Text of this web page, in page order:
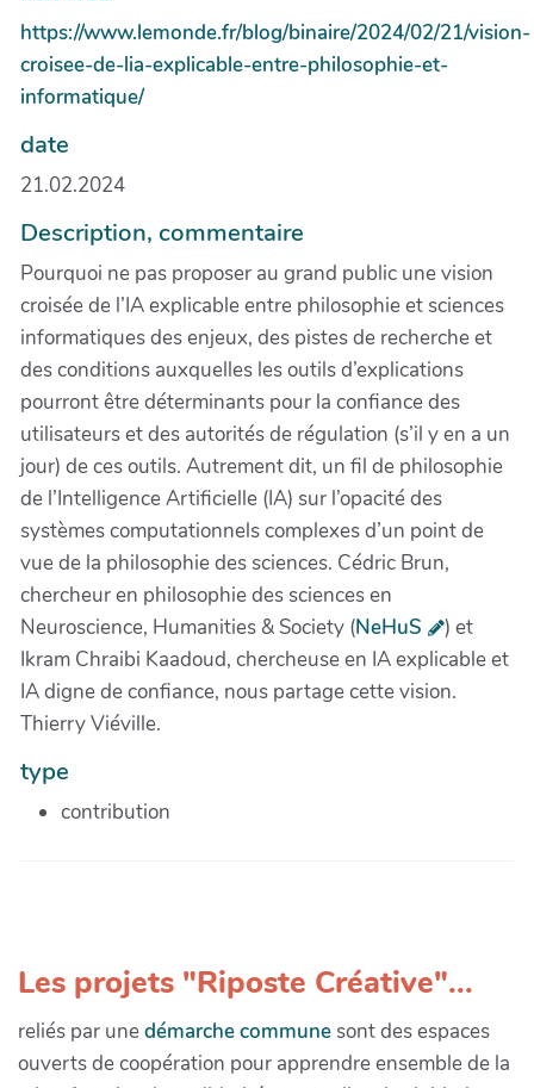
https://www.lemonde.fr/blog/binaire/2024/02/21/vision-
croisee-de-lia-explicable-entre-philosophie-et-
informatique/
date
21.02.2024
Description, commentaire
Pourquoi ne pas proposer au grand public une vision
croisée de l’IA explicable entre philosophie et sciences
informatiques des enjeux, des pistes de recherche et
des conditions auxquelles les outils d’explications
pourront être déterminants pour la confiance des
utilisateurs et des autorités de régulation (s’il y en a un
jour) de ces outils. Autrement dit, un fil de philosophie
de l’Intelligence Artificielle (IA) sur l’opacité des
systèmes computationnels complexes d’un point de
vue de la philosophie des sciences. Cédric Brun,
chercheur en philosophie des sciences en
Neuroscience, Humanities & Society (NeHuS
) et
Ikram Chraibi Kaadoud, chercheuse en IA explicable et
IA digne de confiance, nous partage cette vision.
Thierry Viéville.
type
contribution